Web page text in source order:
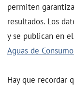
permiten
resultados. Los
y se publican en el
Aguas de
Hay que recordar